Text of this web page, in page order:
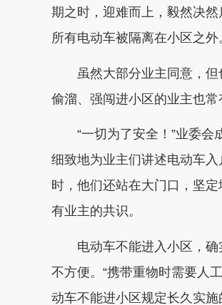
期之时，迎难而上，毅然决然
所有电动车被隔离在小区之外
虽然大部分业主同意，但
偷溜、强闯进小区的业主也常
“一切为了安全！”业委会
细致地为业主们讲述电动车
时，他们还站在大门口，坚
有业主的共识。
电动车不能进入小区，确
不方便。“携带重物时需要人
动车不能进小区规定长久实